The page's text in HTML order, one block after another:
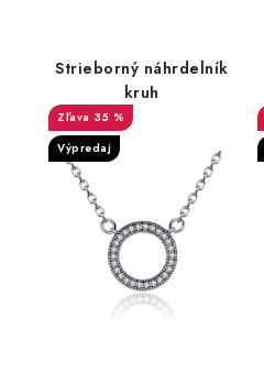
Strieborný náhrdelník
kruh
35 %
Výpredaj